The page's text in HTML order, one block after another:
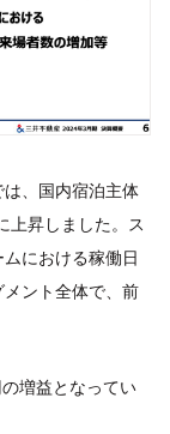
、国内宿泊主体
上昇しました。ス
における稼働日
ント全体で、前
増益となってい